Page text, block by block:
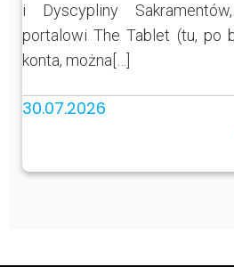
i Dyscypliny
portalowi The Tablet (tu, po
konta, można[…]
30.07.2026